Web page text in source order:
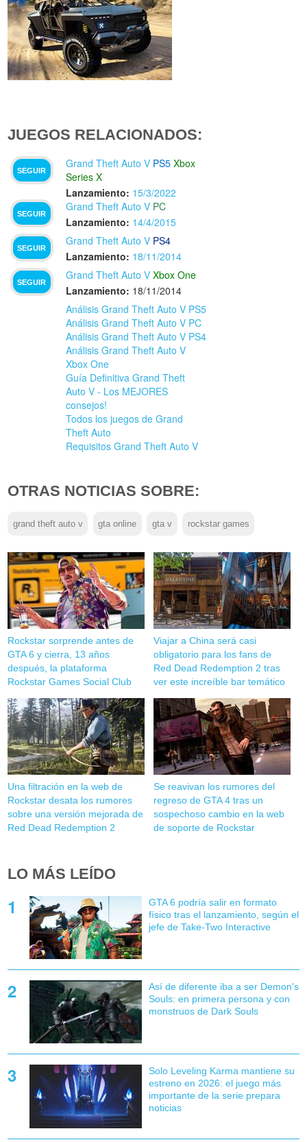
JUEGOS RELACIONADOS:
SEGUIR
Grand Theft Auto V PS5 Xbox
Series X
Lanzamiento: 15/3/2022
SEGUIR
Grand Theft Auto V PC
Lanzamiento: 14/4/2015
SEGUIR
Grand Theft Auto V PS4
Lanzamiento: 18/11/2014
SEGUIR
Grand Theft Auto V Xbox One
Lanzamiento: 18/11/2014
Análisis Grand Theft Auto V PS5
Análisis Grand Theft Auto V PC
Análisis Grand Theft Auto V PS4
Análisis Grand Theft Auto V
Xbox One
Guía Definitiva Grand Theft
Auto V - Los MEJORES
consejos!
Todos los juegos de Grand
Theft Auto
Requisitos Grand Theft Auto V
OTRAS NOTICIAS SOBRE:
grand theft auto v gta online gta v rockstar games
Rockstar sorprende antes de
GTA 6 y cierra, 13 años
después, la plataforma
Rockstar Games Social Club
Viajar a China será casi
obligatorio para los fans de
Red Dead Redemption 2 tras
ver este increíble bar temático
Una filtración en la web de
Rockstar desata los rumores
sobre una versión mejorada de
Red Dead Redemption 2
Se reavivan los rumores del
regreso de GTA 4 tras un
sospechoso cambio en la web
de soporte de Rockstar
LO MÁS LEÍDO
GTA 6 podría salir en formato
físico tras el lanzamiento, según el
jefe de Take-Two Interactive
Así de diferente iba a ser Demon's
Souls: en primera persona y con
monstruos de Dark Souls
Solo Leveling Karma mantiene su
estreno en 2026: el juego más
importante de la serie prepara
noticias